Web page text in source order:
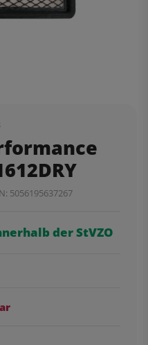
5056195637267
der StVZO